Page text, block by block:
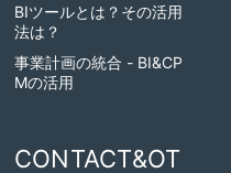
BIツールとは？その活用
法は？
事業計画の統合 - BI&CP
Mの活用
CONTACT&OT